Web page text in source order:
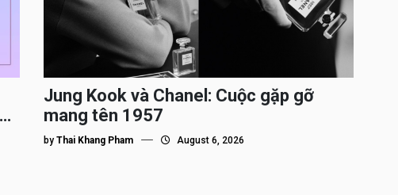
Jung Kook và Chanel: Cuộc gặp gỡ
mang tên 1957
byThai Khang Pham August 6, 2026